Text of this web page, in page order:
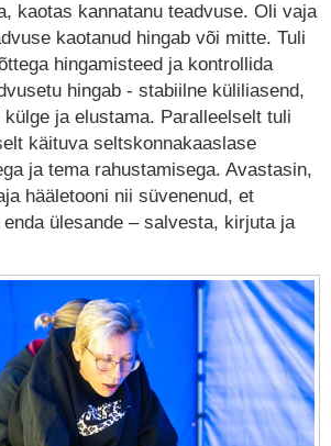
kaotas kannatanu teadvuse. Oli vaja
kaotanud hingab või mitte. Tuli
hingamisteed ja kontrollida
hingab - stabiilne küliliasend,
ja elustama. Paralleelselt tuli
käituva seltskonnakaaslase
ja tema rahustamisega. Avastasin,
hääletooni nii süvenenud, et
ülesande – salvesta, kirjuta ja